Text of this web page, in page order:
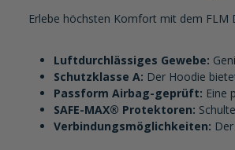
Erlebe höchsten Komfort mit dem
Luftdurchlässiges Gewebe:
Schutzklasse A: Der Hoodie
Passform Airbag-geprüft: Eine
SAFE-MAX® Protektoren:
Verbindungsmöglichkeiten: